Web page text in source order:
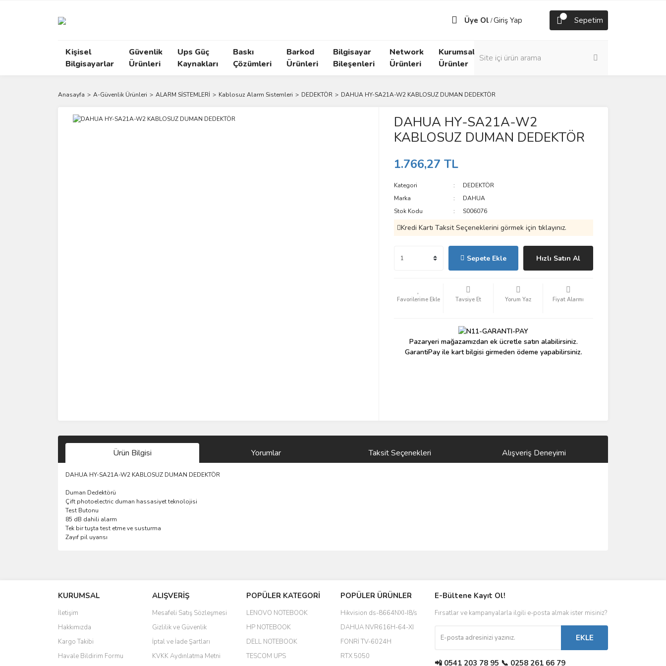
Üye Ol /Giriş Yap Sepetim
Kişisel
Bilgisayarlar
Güvenlik
Ürünleri
Ups Güç
Kaynakları
Baskı
Çözümleri
Barkod
Ürünleri
Bilgisayar
Bileşenleri
Network
Ürünleri
Kurumsal
Ürünler
Anasayfa A-Güvenlik Ürünleri ALARM SİSTEMLERİ Kablosuz Alarm Sistemleri DEDEKTÖR DAHUA HY-SA21A-W2 KABLOSUZ DUMAN DEDEKTÖR
DAHUA HY-SA21A-W2
KABLOSUZ DUMAN DEDEKTÖR
1.766,27 TL
Kategori
DEDEKTÖR
Marka
DAHUA
Stok Kodu
S006076
Kredi Kartı Taksit Seçeneklerini görmek için tıklayınız.
Sepete Ekle Hızlı Satın Al
Tavsiye Et Yorum Yaz Fiyat Alarmı
Pazaryeri mağazamızdan ek ücretle satın alabilirsiniz.
GarantiPay ile kart bilgisi girmeden ödeme yapabilirsiniz.
Ürün Bilgisi Yorumlar Taksit Seçenekleri Alışveriş Deneyimi
DAHUA HY-SA21A-W2 KABLOSUZ DUMAN DEDEKTÖR
Duman Dedektörü
Çift photoelectric duman hassasiyet teknolojisi
Test Butonu
85 dB dahili alarm
Tek bir tuşta test etme ve susturma
Zayıf pil uyarısı
kamera ile 24 izlenmektedir diye küçük bir tabela olsa daha hoş olurdu
Barış Başaran | 04/07/2026
hızlı güvenli bir alışveriş oldu
KURUMSAL
İletişim
Hakkımızda
Kargo Takibi
Havale Bildirim Formu
ALIŞVERİŞ
Mesafeli Satış Sözleşmesi
Gizlilik ve Güvenlik
İptal ve İade Şartları
KVKK Aydınlatma Metni
POPÜLER KATEGORİ
LENOVO NOTEBOOK
HP NOTEBOOK
DELL NOTEBOOK
TESCOM UPS
POPÜLER ÜRÜNLER
Hikvision ds-8664NXI-I8/s
DAHUA NVR616H-64-XI
FONRİ TV-6024H
RTX 5050
E-Bültene Kayıt Ol!
Fırsatlar ve kampanyalarla ilgili e-posta almak ister misiniz?
EKLE
📲 0541 203 78 95 📞 0258 261 66 79